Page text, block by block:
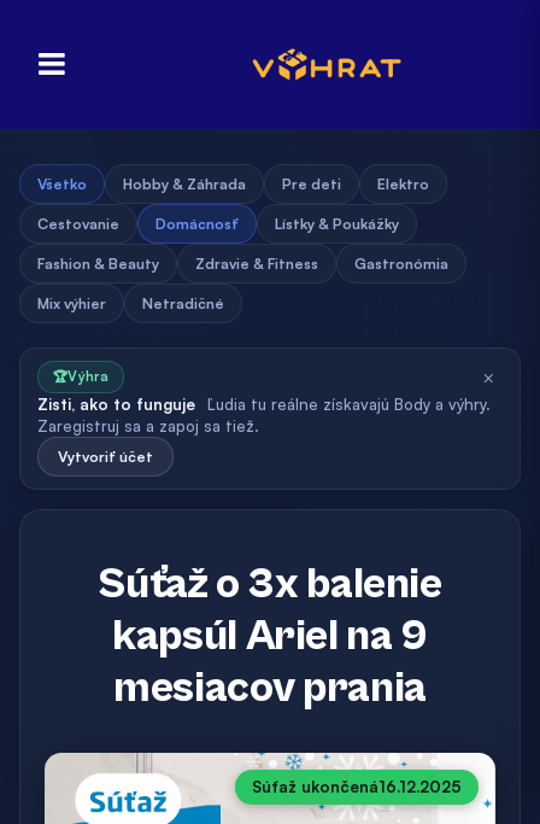
Všetko Hobby & Záhrada Pre deti Elektro
Cestovanie Domácnosť Lístky & Poukážky
Fashion & Beauty Zdravie & Fitness Gastronómia
Mix výhier Netradičné
🏆Výhra
Zisti, ako to funguje
Ľudia tu reálne získavajú Body a výhry.
Zaregistruj sa a zapoj sa tiež.
Vytvoriť účet
×
Súťaž o 3x balenie
kapsúl Ariel na 9
mesiacov prania
Súťaž ukončená16.12.2025